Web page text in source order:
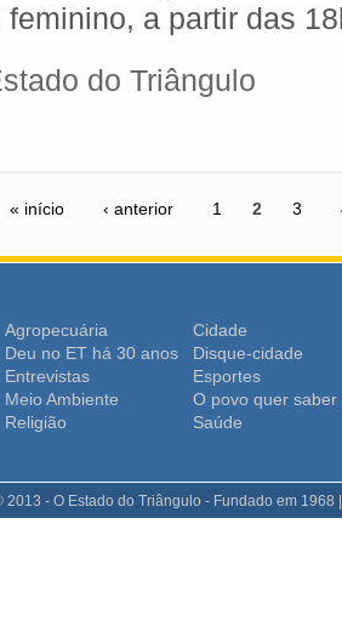
feminino, a partir das
do Triângulo
« início ‹ anterior 1 2 3
Agropecuária
Cidade
Deu no ET há 30 anos
Disque-cidade
Entrevistas
Esportes
Meio Ambiente
O povo quer saber
Religião Saúde
2013 - O Estado do Triângulo - Fundado em